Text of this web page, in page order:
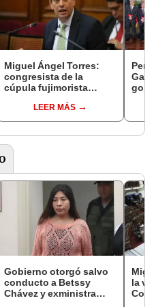
Miguel Ángel Torres:
congresista de la
cúpula fujimorista
del SenadoLEER MÁS
Gobierno otorgó salvo
conducto a Betssy
Chávez y exministra
la